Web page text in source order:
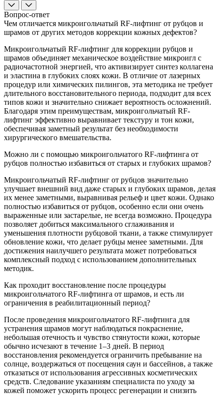
Вопрос-ответ
Чем отличается микроигольчатый RF-лифтинг от рубцов и
шрамов от других методов коррекции кожных дефектов?
Микроигольчатый RF-лифтинг для коррекции рубцов и
шрамов объединяет механическое воздействие микроигл с
радиочастотной энергией, что активизирует синтез коллагена
и эластина в глубоких слоях кожи. В отличие от лазерных
процедур или химических пилингов, эта методика не требует
длительного восстановительного периода, подходит для всех
типов кожи и значительно снижает вероятность осложнений.
Благодаря этим преимуществам, микроигольчатый RF-
лифтинг эффективно выравнивает текстуру и тон кожи,
обеспечивая заметный результат без необходимости
хирургического вмешательства.
Можно ли с помощью микроигольчатого RF-лифтинга от
рубцов полностью избавиться от старых и глубоких шрамов?
Микроигольчатый RF-лифтинг от рубцов значительно
улучшает внешний вид даже старых и глубоких шрамов, делая
их менее заметными, выравнивая рельеф и цвет кожи. Однако
полностью избавиться от рубцов, особенно если они очень
выраженные или застарелые, не всегда возможно. Процедура
позволяет добиться максимального сглаживания и
уменьшения плотности рубцовой ткани, а также стимулирует
обновление кожи, что делает рубцы менее заметными. Для
достижения наилучшего результата может потребоваться
комплексный подход с использованием дополнительных
методик.
Как проходит восстановление после процедуры
микроигольчатого RF-лифтинга от шрамов, и есть ли
ограничения в реабилитационный период?
После проведения микроигольчатого RF-лифтинга для
устранения шрамов могут наблюдаться покраснение,
небольшая отечность и чувство стянутости кожи, которые
обычно исчезают в течение 1–3 дней. В период
восстановления рекомендуется ограничить пребывание на
солнце, воздержаться от посещения саун и бассейнов, а также
отказаться от использования агрессивных косметических
средств. Следование указаниям специалиста по уходу за
кожей поможет ускорить процесс регенерации и снизить